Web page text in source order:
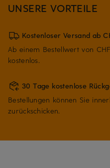
UNSERE VORTEILE
Kostenloser Versand ab
Ab einem Bestellwert von
kostenlos.
30 Tage kostenlose
Bestellungen können Sie
zurückschicken.